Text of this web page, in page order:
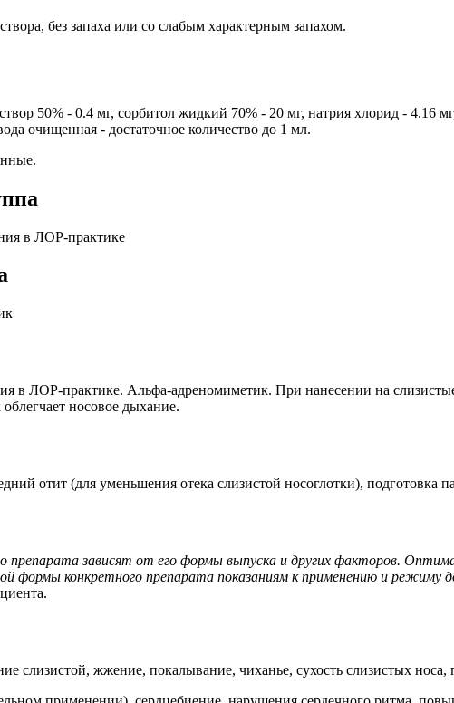
без запаха или со слабым характерным запахом.
50% - 0.4 мг, сорбитол жидкий 70% - 20 мг, натрия хлорид - 4.16
очищенная - достаточное количество до 1 мл.
в ЛОР-практике
в ЛОР-практике. Альфа-адреномиметик. При нанесении на слизистые
носовое дыхание.
отит (для уменьшения отека слизистой носоглотки), подготовка
препарата зависят от его формы выпуска и других факторов.
формы конкретного препарата показаниям к применению и режиму
слизистой, жжение, покалывание, чиханье, сухость слизистых носа,